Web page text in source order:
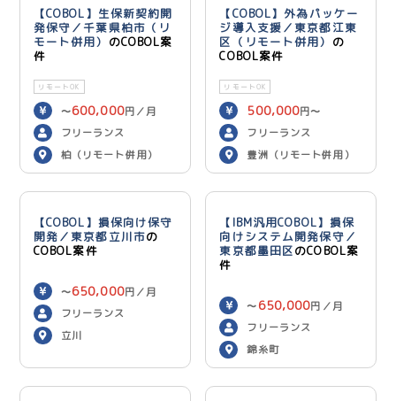
【COBOL】生保新契約開
発保守／千葉県柏市（リ
モート併用） のCOBOL案
件
リモートOK
〜600,000円／月
フリーランス
柏（リモート併用）
【COBOL】外為パッケー
ジ導入支援／東京都江東
区（リモート併用） の
COBOL案件
リモートOK
500,000円〜
600,000 円／月
フリーランス
豊洲（リモート併用）
【COBOL】損保向け保守
開発／東京都立川市の
COBOL案件
〜650,000円／月
フリーランス
立川
【IBM汎用COBOL】損保
向けシステム開発保守／
東京都墨田区のCOBOL案
件
〜 650,000円／月
フリーランス
錦糸町